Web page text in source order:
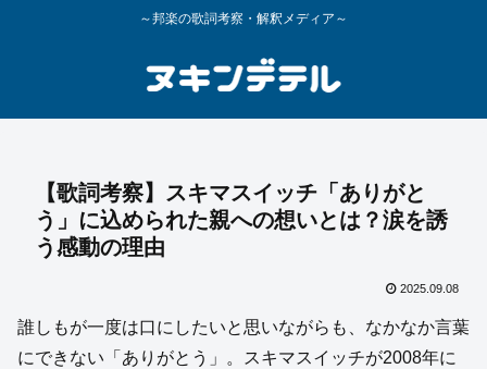
～邦楽の歌詞考察・解釈メディア～
【歌詞考察】スキマスイッチ「ありがと
う」に込められた親への想いとは？涙を誘
う感動の理由
2025.09.08
誰しもが一度は口にしたいと思いながらも、なかなか言葉
にできない「ありがとう」。スキマスイッチが2008年に